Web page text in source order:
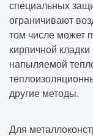
специальных
ограничивают
том числе может
кирпичной
напыляемой
другие методы.
Для